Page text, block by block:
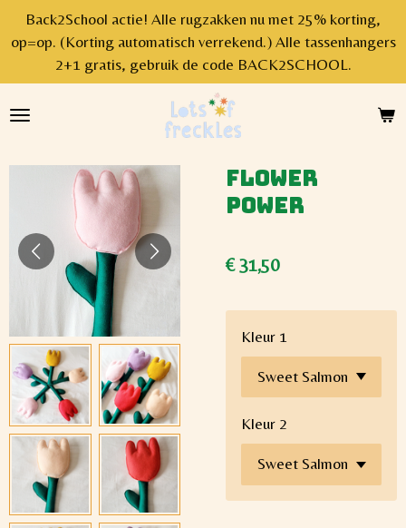
Ga
direct
de
hoofdinhoud
Back2School actie! Alle rugzakken nu met 25% korting,
op=op. (Korting automatisch verrekend.) Alle tassenhangers
2+1 gratis, gebruik de code BACK2SCHOOL.
Flower
Power
€ 31,50
Kleur 1
Kleur 2